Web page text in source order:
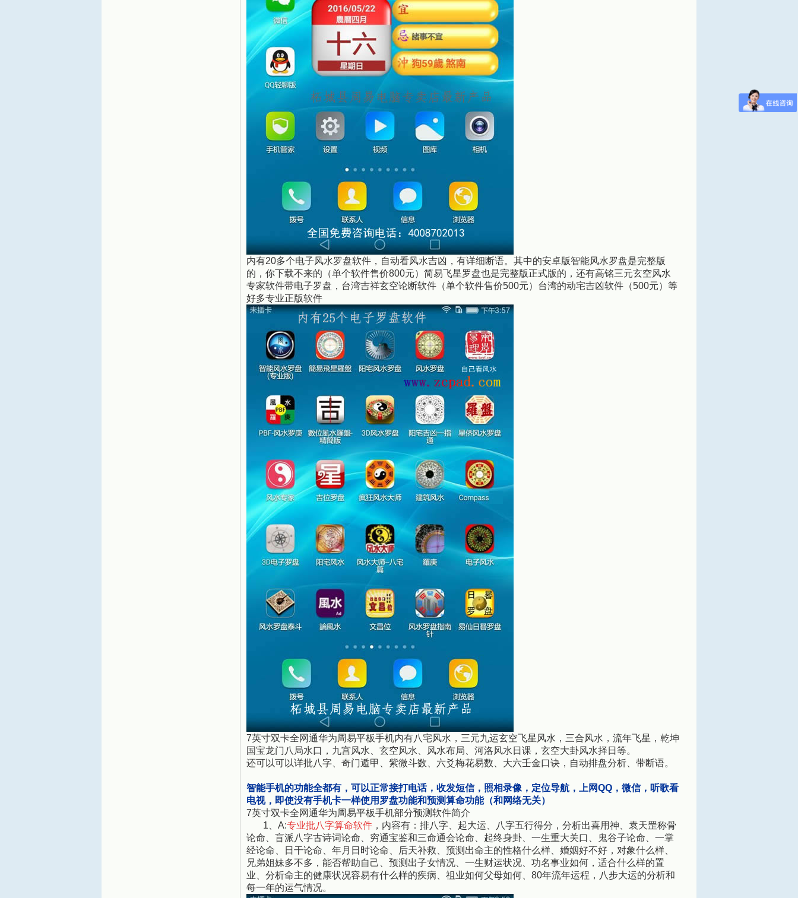
内有20多个电子风水罗盘软件，自动看风水吉凶，有详细断语。其中的安卓版智能风水罗盘是完整版
的，你下载不来的（单个软件售价800元）简易飞星罗盘也是完整版正式版的，还有高铭三元玄空风水
专家软件带电子罗盘，台湾吉祥玄空论断软件（单个软件售价500元）台湾的动宅吉凶软件（500元）等
好多专业正版软件
7英寸双卡全网通华为周易平板手机内有八宅风水，三元九运玄空飞星风水，三合风水，流年飞星，乾坤
国宝龙门八局水口，九宫风水、玄空风水、风水布局、河洛风水日课，玄空大卦风水择日等。
还可以可以详批八字、奇门遁甲、紫微斗数、六爻梅花易数、大六壬金口诀，自动排盘分析、带断语。
智能手机的功能全都有，可以正常接打电话，收发短信，照相录像，定位导航，上网QQ，微信，听歌看
电视，即使没有手机卡一样使用罗盘功能和预测算命功能（和网络无关）
7英寸双卡全网通华为周易平板手机部分预测软件简介
1、A:专业批八字算命软件 ，内容有：排八字、起大运、八字五行得分，分析出喜用神、袁天罡称骨
论命、盲派八字古诗词论命、穷通宝鉴和三命通会论命、起终身卦、一生重大关口、鬼谷子论命、一掌
经论命、日干论命、年月日时论命、后天补救、预测出命主的性格什么样、婚姻好不好，对象什么样、
兄弟姐妹多不多，能否帮助自己、预测出子女情况、一生财运状况、功名事业如何，适合什么样的置
业、分析命主的健康状况容易有什么样的疾病、祖业如何父母如何、80年流年运程，八步大运的分析和
每一年的运气情况。